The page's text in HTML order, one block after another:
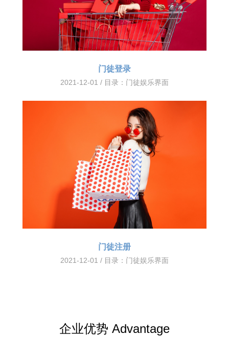
门徒登录
2021-12-01 / 目录： 门徒娱乐界面
门徒注册
2021-12-01 / 目录： 门徒娱乐界面
企业优势 Advantage